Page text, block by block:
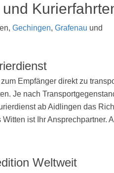
Gechingen, Grafenau und
Empfänger direkt zu
Je nach
ab Aidlingen das
Witten ist Ihr Ansprechpartner.
Weltweit